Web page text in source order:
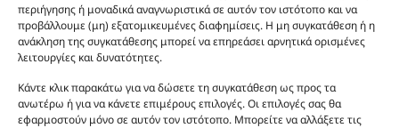
περιήγησης ή μοναδικά αναγνωριστικά σε αυτόν τον ιστότοπο και να
προβάλλουμε (μη) εξατομικευμένες διαφημίσεις. Η μη συγκατάθεση ή η
ανάκληση της συγκατάθεσης μπορεί να επηρεάσει αρνητικά ορισμένες
λειτουργίες και δυνατότητες.
Κάντε κλικ παρακάτω για να δώσετε τη συγκατάθεση ως προς τα
ανωτέρω ή για να κάνετε επιμέρους επιλογές. Οι επιλογές σας θα
εφαρμοστούν μόνο σε αυτόν τον ιστότοπο. Μπορείτε να αλλάξετε τις
Body Lotion Good Girl 200ml €12.00
Body Lotion Good Girl 200ml ποσότητα
στο
καλάθι
Body Lotion Good Girl 100ml
Προσθήκη
καλάθι
Body Lotion Gold Shimmer Good Girl 200ml
Body Lotion Gold Shimmer Good Girl 200ml
Προσθήκη
στο